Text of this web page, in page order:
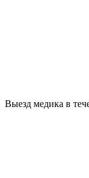
Выезд медика в